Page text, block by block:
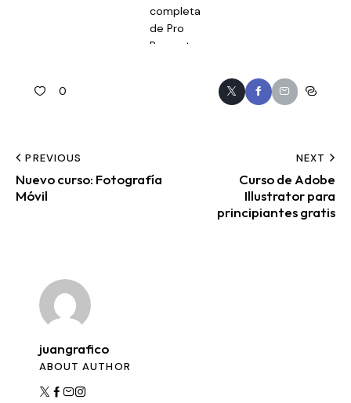
completa
de Pro
Presenter
0
PREVIOUS
Nuevo curso: Fotografía
Móvil
NEXT
Curso de Adobe
Illustrator para
principiantes gratis
juangrafico
ABOUT AUTHOR